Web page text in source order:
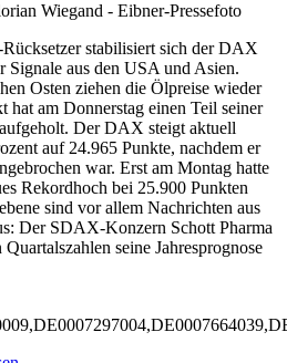
Wiegand - Eibner-Pressefoto
stabilisiert sich der DAX
Signale aus den USA und Asien.
Osten ziehen die Ölpreise wieder
hat am Donnerstag einen Teil seiner
Der DAX steigt aktuell
auf 24.965 Punkte, nachdem er
war. Erst am Montag hatte
Rekordhoch bei 25.900 Punkten
sind vor allem Nachrichten aus
Der SDAX-Konzern Schott Pharma
seine Jahresprognose